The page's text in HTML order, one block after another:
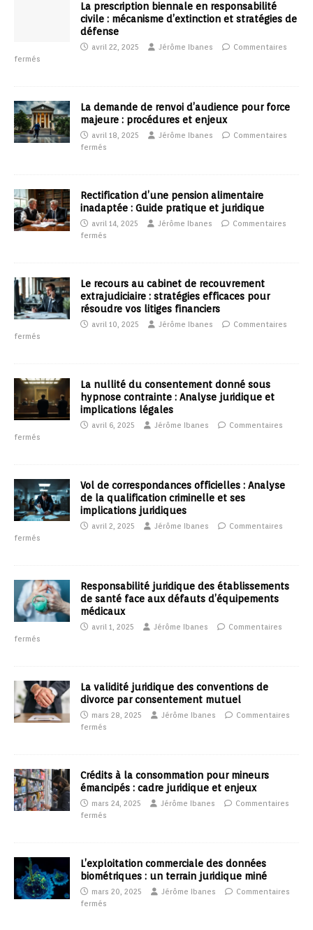
La prescription biennale en responsabilité
civile : mécanisme d’extinction et stratégies de
défense
avril 22, 2025 Jérôme Ibanes
Commentaires
fermés
La demande de renvoi d’audience pour force
majeure : procédures et enjeux
avril 18, 2025 Jérôme Ibanes
Commentaires
fermés
Rectification d’une pension alimentaire
inadaptée : Guide pratique et juridique
avril 14, 2025 Jérôme Ibanes
Commentaires
fermés
Le recours au cabinet de recouvrement
extrajudiciaire : stratégies efficaces pour
résoudre vos litiges financiers
avril 10, 2025 Jérôme Ibanes
Commentaires
fermés
La nullité du consentement donné sous
hypnose contrainte : Analyse juridique et
implications légales
avril 6, 2025 Jérôme Ibanes
Commentaires
fermés
Vol de correspondances officielles : Analyse
de la qualification criminelle et ses
implications juridiques
avril 2, 2025 Jérôme Ibanes
Commentaires
fermés
Responsabilité juridique des établissements
de santé face aux défauts d’équipements
médicaux
avril 1, 2025 Jérôme Ibanes
Commentaires
fermés
La validité juridique des conventions de
divorce par consentement mutuel
mars 28, 2025 Jérôme Ibanes
Commentaires
fermés
Crédits à la consommation pour mineurs
émancipés : cadre juridique et enjeux
mars 24, 2025 Jérôme Ibanes
Commentaires
fermés
L’exploitation commerciale des données
biométriques : un terrain juridique miné
mars 20, 2025 Jérôme Ibanes
Commentaires
fermés